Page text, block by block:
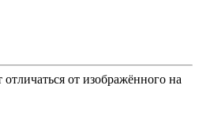
от изображённого на